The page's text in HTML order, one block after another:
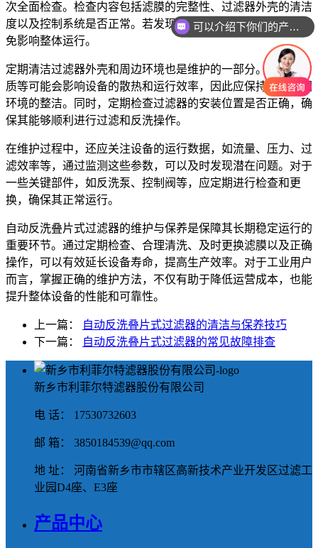
次全面检查。检查内容包括滤膜的完整性、过滤器外壳的清洁
度以及控制系统是否正常。若发现异常情况，应及时处理，避
免影响整体运行。
定期清洁过滤器外壳和周边环境也是维护的一部分。灰尘、杂
质等可能会影响设备的散热和运行效率，因此应保持设备周围
环境的整洁。同时，定期检查过滤器的安装位置是否正确，确
保其能够顺利进行过滤和反洗操作。
在维护过程中，还应关注设备的运行数据，如流量、压力、过
滤效率等，通过监测这些参数，可以及时发现潜在问题。对于
一些关键部件，如反洗泵、控制阀等，应定期进行检查和更
换，确保其正常运行。
自动反洗叠片式过滤器的维护与保养是保障其长期稳定运行的
重要环节。通过定期检查、合理清洗、及时更换滤膜以及正确
操作，可以有效延长设备寿命，提高生产效率。对于工业用户
而言，掌握正确的维护方法，不仅有助于降低运营成本，也能
提升整体设备的性能和可靠性。
上一篇：
自动反洗叠片式过滤器的清洁与保养技巧
下一篇：
自动反洗叠片式过滤器的常见故障排查
新乡市利菲尔特滤器股份有限公司
电 话： 17530732603
邮 箱： 3850184539@qq.com
地 址： 河南省新乡市市辖区高新技术产业开发区过滤工
业园D4座、E3座
产品中心
可以介绍下你们的产品么